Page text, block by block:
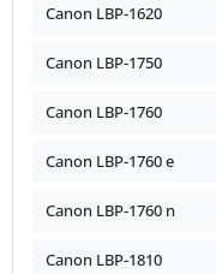
Canon LBP-1620
Canon LBP-1750
Canon LBP-1760
Canon LBP-1760 e
Canon LBP-1760 n
Canon LBP-1810